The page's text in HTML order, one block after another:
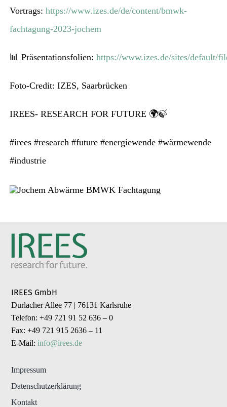
Vortrags:https://www.izes.de/de/content/bmwk-
fachtagung-2023-jochem
📊 Präsentationsfolien:https://www.izes.de/sites/default/
Foto-Credit: IZES, Saarbrücken
IREES- RESEARCH FOR FUTURE 🌍🍃
#irees #research #future #energiewende #wärmewende
#industrie
IREES GmbH
Durlacher Allee 77 | 76131 Karlsruhe
Telefon: +49 721 91 52 636 – 0
Fax: +49 721 915 2636 – 11
E-Mail:info@irees.de
Impressum
Datenschutzerklärung
Kontakt